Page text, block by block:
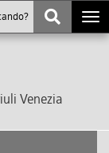
Venezia